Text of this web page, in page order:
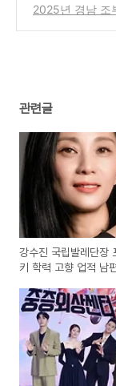
인, 지지율, 재
2025년 경남 조
관련글
강수진 국립발레단장
키 학력 고향 업적 남